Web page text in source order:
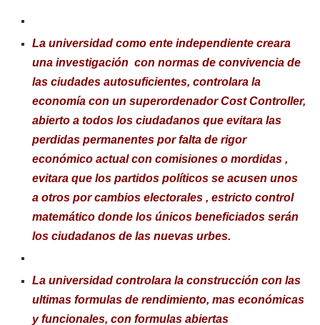
La universidad como ente independiente creara
una investigación con normas de convivencia de
las ciudades autosuficientes, controlara la
economía con un superordenador Cost Controller,
abierto a todos los ciudadanos que evitara las
perdidas permanentes por falta de rigor
económico actual con comisiones o mordidas ,
evitara que los partidos políticos se acusen unos
a otros por cambios electorales , estricto control
matemático donde los únicos beneficiados serán
los ciudadanos de las nuevas urbes.
La universidad controlara la construcción con las
ultimas formulas de rendimiento, mas económicas
y funcionales, con formulas abiertas